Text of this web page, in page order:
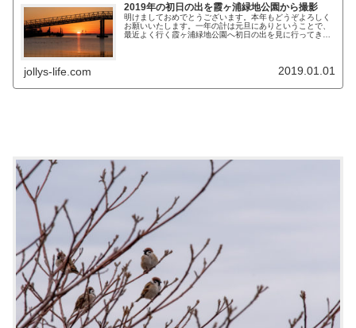
2019年の初日の出を霞ヶ浦緑地公園から撮影
明けましておめでとうございます。本年もどうぞよろしく
お願いいたします。一年の計は元旦にありということで、
最近よく行く霞ヶ浦緑地公園へ初日の出を見に行ってきま
jollys-life.com 2019.01.01